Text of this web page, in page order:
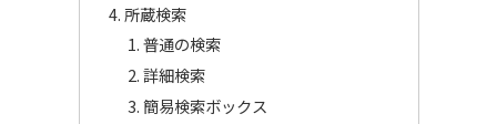
所蔵検索
普通の検索
詳細検索
簡易検索ボックス